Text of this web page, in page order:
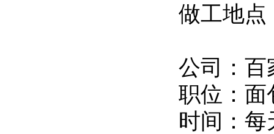
做工地点
公司：百
职位：
时间：每